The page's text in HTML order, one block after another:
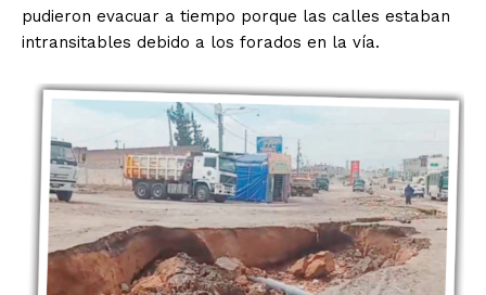
pudieron evacuar a tiempo porque las calles estaban
intransitables debido a los forados en la vía.